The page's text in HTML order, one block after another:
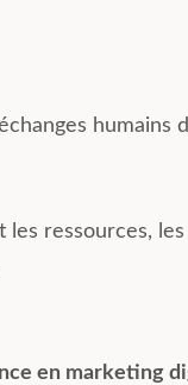
les ressources,
en marketing